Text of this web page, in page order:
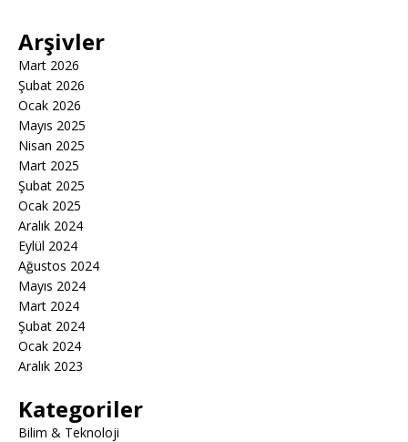
Arşivler
Mart 2026
Şubat 2026
Ocak 2026
Mayıs 2025
Nisan 2025
Mart 2025
Şubat 2025
Ocak 2025
Aralık 2024
Eylül 2024
Ağustos 2024
Mayıs 2024
Mart 2024
Şubat 2024
Ocak 2024
Aralık 2023
Kategoriler
Bilim & Teknoloji